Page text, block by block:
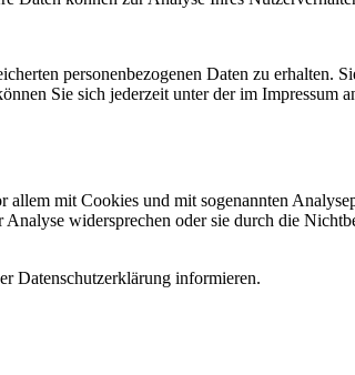
personenbezogenen Daten zu erhalten.
Sie sich jederzeit unter der im Impressum
mit Cookies und mit sogenannten
widersprechen oder sie durch die
Datenschutzerklärung informieren.